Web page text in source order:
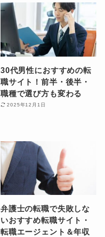
30代男性におすすめの転
職サイト！前半・後半・
職種で選び方も変わる
2025年12月1日
弁護士の転職で失敗しな
いおすすめ転職サイト・
転職エージェント＆年収